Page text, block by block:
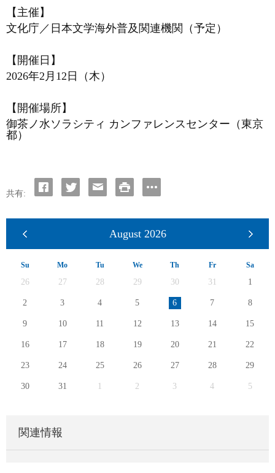
【主催】
文化庁／日本文学海外普及関連機関（予定）
【開催日】
2026年2月12日（木）
【開催場所】
御茶ノ水ソラシティ カンファレンスセンター（東京
都）
共有:
August 2026
Su Mo Tu We Th Fr Sa
26 27 28 29 30 31 1
2 3 4 5 6 7 8
9 10 11 12 13 14 15
16 17 18 19 20 21 22
23 24 25 26 27 28 29
30 31 1 2 3 4 5
関連情報